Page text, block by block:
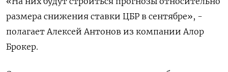
размера снижения ставки ЦБР в сентябре», -
полагает Алексей Антонов из компании Алор
Брокер.